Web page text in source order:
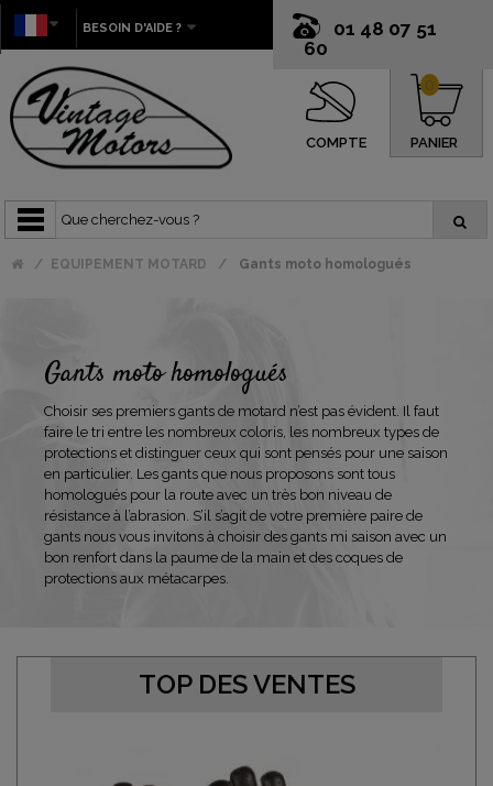
01 48 07 51
60
BESOIN D'AIDE ?
COMPTE PANIER
0
EQUIPEMENT MOTARD Gants moto homologués
Gants moto homologués
Choisir ses premiers gants de motard n’est pas évident. Il faut
faire le tri entre les nombreux coloris, les nombreux types de
protections et distinguer ceux qui sont pensés pour une saison
en particulier. Les gants que nous proposons sont tous
homologués pour la route avec un très bon niveau de
résistance à l’abrasion. S’il s’agit de votre première paire de
gants nous vous invitons à choisir des gants mi saison avec un
bon renfort dans la paume de la main et des coques de
protections aux métacarpes.
TOP DES VENTES